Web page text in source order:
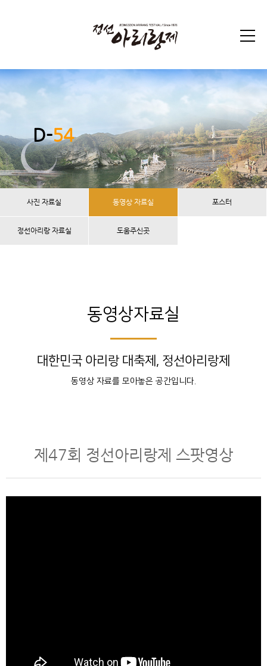
D-54
사진 자료실 동영상 자료실 포스터
정선아리랑 자료실 도움주신곳
동영상자료실
대한민국 아리랑 대축제, 정선아리랑제
동영상 자료를 모아놓은 공간입니다.
제47회 정선아리랑제 스팟영상